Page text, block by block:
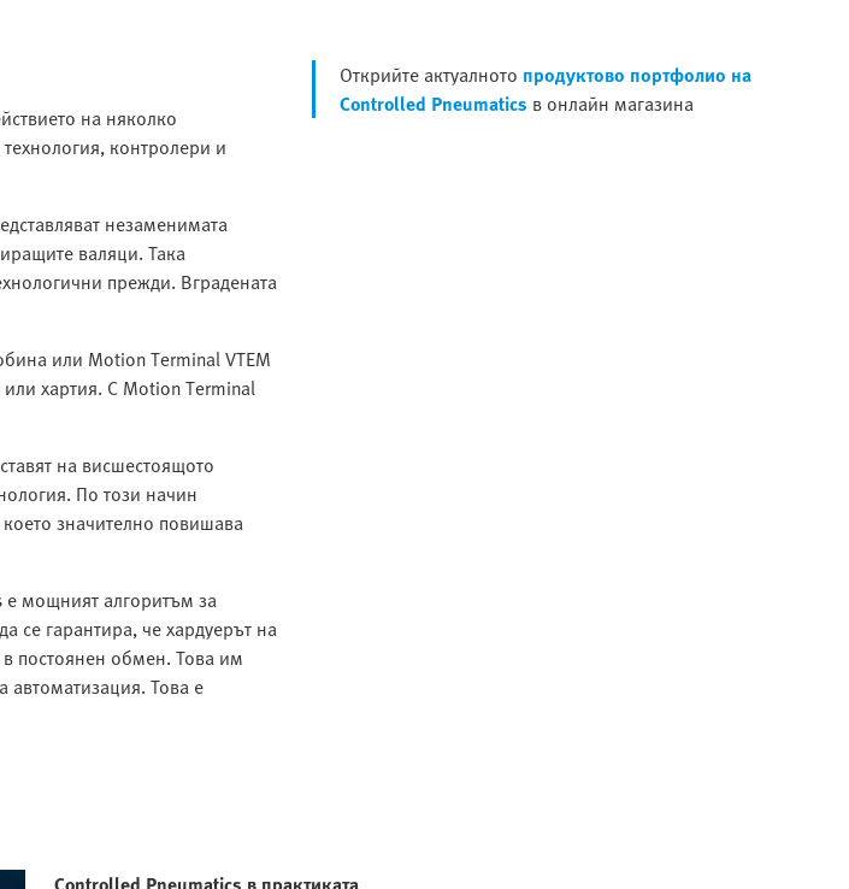
на няколко
контролери и
незаменимата
валяци. Така
прежди. Вградената
или Motion Terminal VTEM
хартия. С Motion Terminal
на висшестоящото
По този начин
значително повишава
е мощният алгоритъм за
се гарантира, че хардуерът на
постоянен обмен. Това им
автоматизация. Това е
Открийте актуалното продуктово портфолио на
Controlled Pneumatics в онлайн магазина